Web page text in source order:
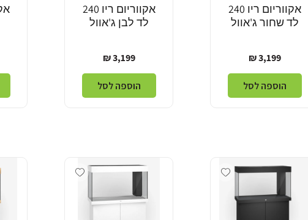
אקווריום ריו 240
לד שחור ג'אוול
מחיר
רגיל
3,199 ₪
הוספה לסל
אקווריום ריו 240
לד לבן ג'אוול
מחיר
רגיל
3,199 ₪
הוספה לסל
Add wishlist
Add wishlist